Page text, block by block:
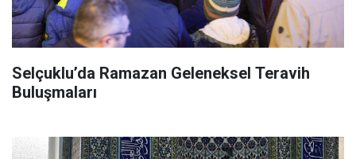
Selçuklu’da Ramazan Geleneksel Teravih
Buluşmaları